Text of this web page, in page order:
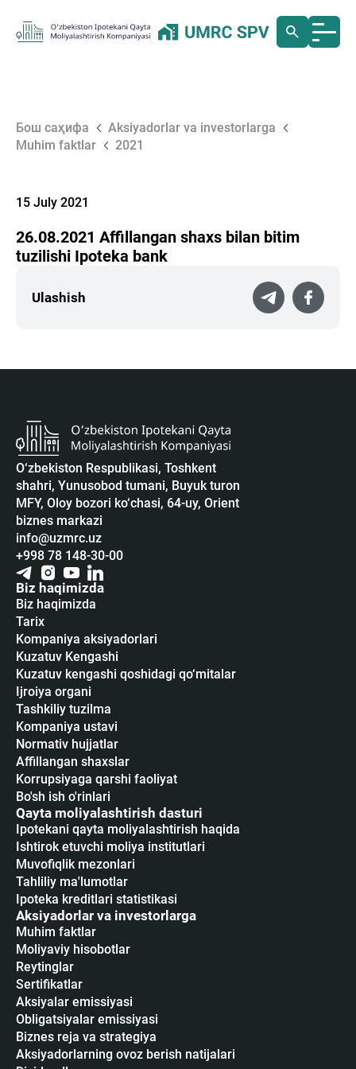
Бош саҳифа
Aksiyadorlar va investorlarga
Muhim faktlar
2021
15 July 2021
26.08.2021 Аffillangan shaxs bilan bitim
tuzilishi Ipoteka bank
Ulashish
O‘zbekiston Respublikasi, Toshkent
shahri, Yunusobod tumani, Buyuk turon
MFY, Oloy bozori ko‘chasi, 64-uy, Orient
biznes markazi
info@uzmrc.uz
+998 78 148-30-00
Biz haqimizda
Biz haqimizda
Tarix
Kompaniya aksiyadorlari
Kuzatuv Kengashi
Kuzatuv kengashi qoshidagi qo‘mitalar
Ijroiya organi
Tashkiliy tuzilma
Kompaniya ustavi
Normativ hujjatlar
Affillangan shaxslar
Korrupsiyaga qarshi faoliyat
Bo'sh ish o'rinlari
Qayta moliyalashtirish dasturi
Ipotekani qayta moliyalashtirish haqida
Ishtirok etuvchi moliya institutlari
Muvofiqlik mezonlari
Tahliliy ma'lumotlar
Ipoteka kreditlari statistikasi
Aksiyadorlar va investorlarga
Muhim faktlar
Moliyaviy hisobotlar
Reytinglar
Sertifikatlar
Аksiyalar emissiyasi
Obligatsiyalar emissiyasi
Biznes reja va strategiya
Aksiyadorlarning ovoz berish natijalari